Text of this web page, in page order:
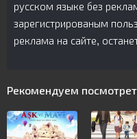
русском языке без
зарегистрированым
реклама на сайте,
Рекомендуем